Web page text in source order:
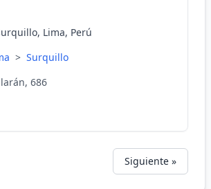
Lima, Perú
> Surquillo
686
Siguiente »